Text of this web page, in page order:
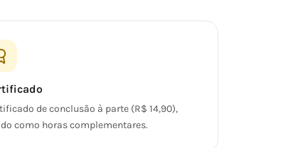
de conclusão à parte (R$ 14,90),
como horas complementares.